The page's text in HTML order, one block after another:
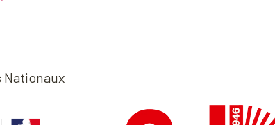
Nationaux